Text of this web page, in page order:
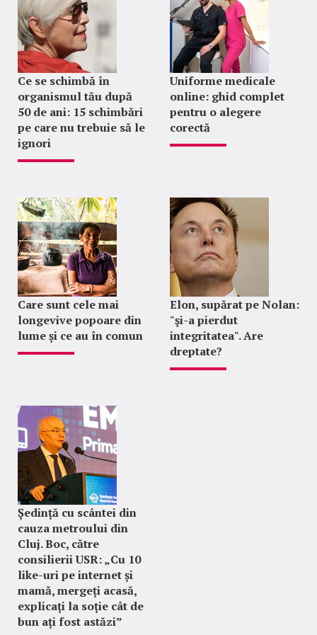
Ce se schimbă în
organismul tău după
50 de ani: 15 schimbări
pe care nu trebuie să le
ignori
Uniforme medicale
online: ghid complet
pentru o alegere
corectă
Care sunt cele mai
longevive popoare din
lume și ce au în comun
Elon, supărat pe Nolan:
"şi-a pierdut
integritatea". Are
dreptate?
Ședință cu scântei din
cauza metroului din
Cluj. Boc, către
consilierii USR: „Cu 10
like-uri pe internet și
mamă, mergeți acasă,
explicați la soție cât de
bun ați fost astăzi”